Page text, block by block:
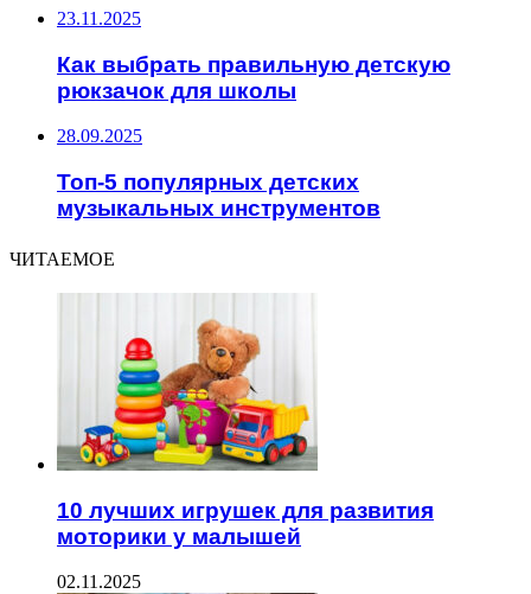
23.11.2025
Как выбрать правильную детскую
рюкзачок для школы
28.09.2025
Топ-5 популярных детских
музыкальных инструментов
ЧИТАЕМОЕ
10 лучших игрушек для развития
моторики у малышей
02.11.2025